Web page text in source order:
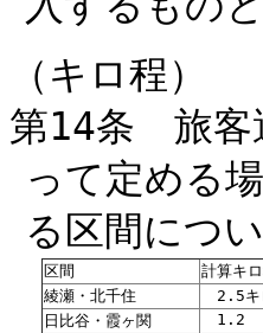
（キロ程）
第14条 旅客
って定める
る区間につ
区間
計算キ
綾瀬・北千住
2.5キ
日比谷・霞ヶ関
1.2